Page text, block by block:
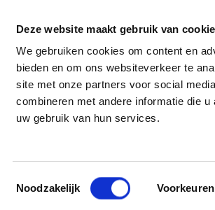
Deze website maakt gebruik van
We gebruiken cookies om content en
bieden en om ons websiteverkeer te
site met onze partners voor social
combineren met andere informatie die
uw gebruik van hun services.
Toestemmingsselectie
Noodzakelijk Voorkeuren
NIEUW LOOKS
Schoenen Muiltjes